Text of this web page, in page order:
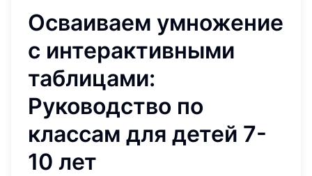
Осваиваем умножение
с интерактивными
таблицами:
Руководство по
классам для детей 7-
10 лет